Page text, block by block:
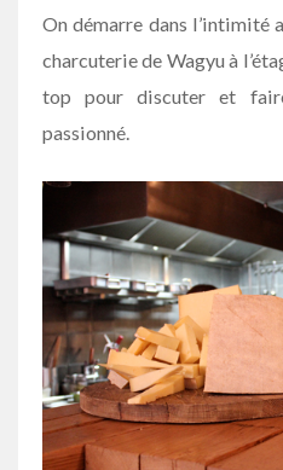
On démarre dans l’intimité
charcuterie de Wagyu à
top pour discuter et
passionné.